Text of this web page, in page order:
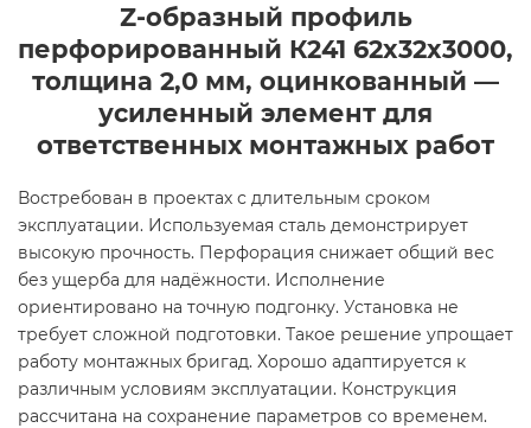
Z-образный профиль
перфорированный К241 62x32x3000,
толщина 2,0 мм, оцинкованный —
усиленный элемент для
ответственных монтажных работ
Востребован в проектах с длительным сроком
эксплуатации. Используемая сталь демонстрирует
высокую прочность. Перфорация снижает общий вес
без ущерба для надёжности. Исполнение
ориентировано на точную подгонку. Установка не
требует сложной подготовки. Такое решение упрощает
работу монтажных бригад. Хорошо адаптируется к
различным условиям эксплуатации. Конструкция
рассчитана на сохранение параметров со временем.